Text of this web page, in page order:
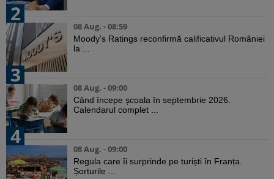
2
08 Aug. - 08:59
Moody’s Ratings reconfirmă calificativul României
la ...
3
08 Aug. - 09:00
Când începe școala în septembrie 2026.
Calendarul complet ...
4
08 Aug. - 09:00
Regula care îi surprinde pe turiști în Franța.
Șorturile ...